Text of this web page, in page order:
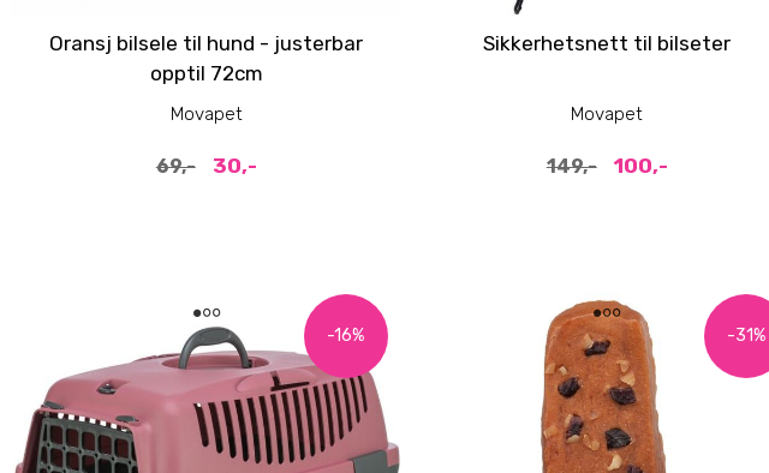
Oransj bilsele til hund - justerbar
opptil 72cm
Movapet
69,- 30,-
Sikkerhetsnett til bilseter
Movapet
149,- 100,-
-16% -31%